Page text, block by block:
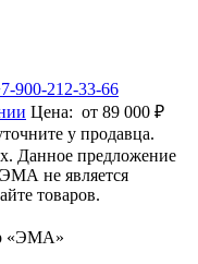
900-212-33-66
Цена: от 89 000 ₽
у продавца.
Данное предложение
не является
товаров.